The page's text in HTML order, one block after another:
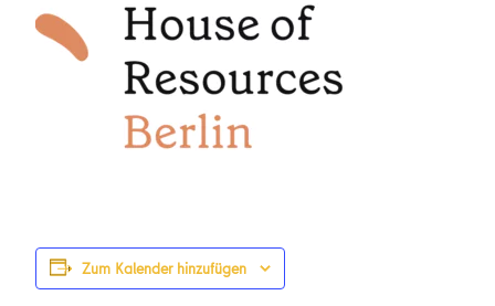
Zum Kalender hinzufügen